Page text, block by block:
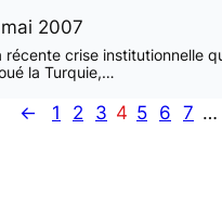
2007
récente crise institutionnelle
la Turquie,…
← 1 2 3 4 5 6 7 …